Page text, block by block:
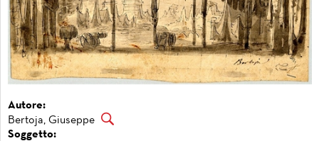
Autore:
Bertoja, Giuseppe
Soggetto: